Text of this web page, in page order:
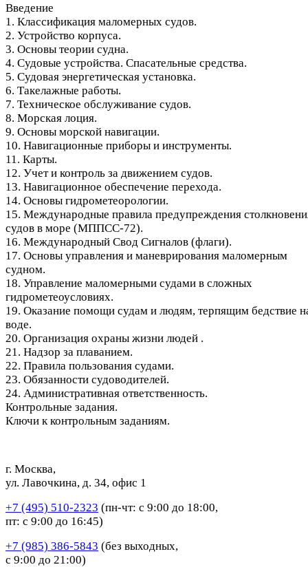
Введение
1. Классификация маломерных судов.
2. Устройство корпуса.
3. Основы теории судна.
4. Судовые устройства. Спасательные средства.
5. Судовая энергетическая установка.
6. Такелажные работы.
7. Техническое обслуживание судов.
8. Морская лоция.
9. Основы морской навигации.
10. Навигационные приборы и инструменты.
11. Карты.
12. Учет и контроль за движением судов.
13. Навигационное обеспечение перехода.
14. Основы гидрометеорологии.
15. Международные правила предупреждения
судов в море (МППСС-72).
16. Международный Свод Сигналов (флаги).
17. Основы управления и маневрирования маломерным
судном.
18. Управление маломерными судами в сложных
гидрометеоусловиях.
19. Оказание помощи судам и людям, терпящим бедствие
воде.
20. Организация охраны жизни людей .
21. Надзор за плаванием.
22. Правила пользования судами.
23. Обязанности судоводителей.
24. Административная ответственность.
Контрольные задания.
Ключи к контрольным заданиям.
г. Москва,
ул. Лавочкина, д. 34, офис 1
+7 (495) 510-2323 (пн-чт: с 9:00 до 18:00,
пт: с 9:00 до 16:45)
+7 (985) 386-5843 (без выходных,
с 9:00 до 21:00)